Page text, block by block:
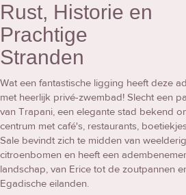
Rust, Historie en
Prachtige
Stranden
Wat een fantastische ligging heeft deze
met heerlijk privé-zwembad! Slecht een
van Trapani, een elegante stad bekend
centrum met café's, restaurants,
Sale bevindt zich te midden van
citroenbomen en heeft een
landschap, van Erice tot de zoutpannen
Egadische eilanden.